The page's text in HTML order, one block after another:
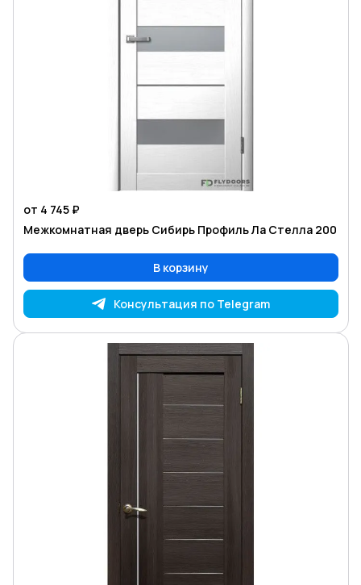
от 4 745 ₽
Межкомнатная дверь Сибирь Профиль Ла Стелла 200
В корзину
Консультация по Telegram